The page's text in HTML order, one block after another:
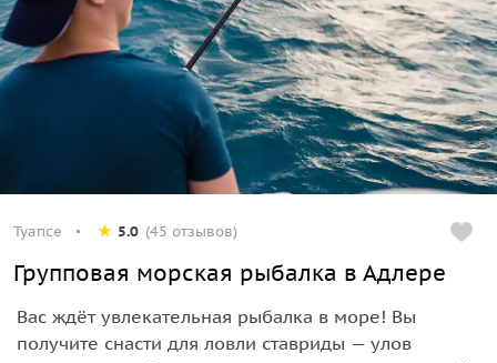
Туапсе 5.0 (45 отзывов)
Групповая морская рыбалка в Адлере
Вас ждёт увлекательная рыбалка в море! Вы
получите снасти для ловли ставриды — улов